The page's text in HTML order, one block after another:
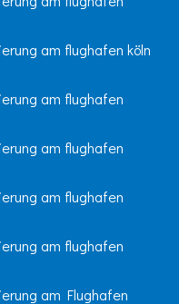
am flughafen köln
am flughafen
am flughafen
am flughafen
am flughafen
am Flughafen